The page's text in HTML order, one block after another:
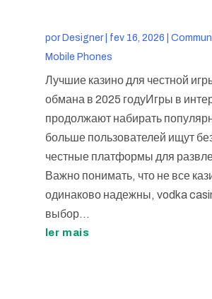
por Designer| fev 16, 2026
Mobile Phones
Лучшие казино для честной
обмана в 2025 годуИгры в
продолжают набирать
больше пользователей ищут
честные платформы для
Важно понимать, что не все
одинаково надежны, vodka
выбор...
ler mais